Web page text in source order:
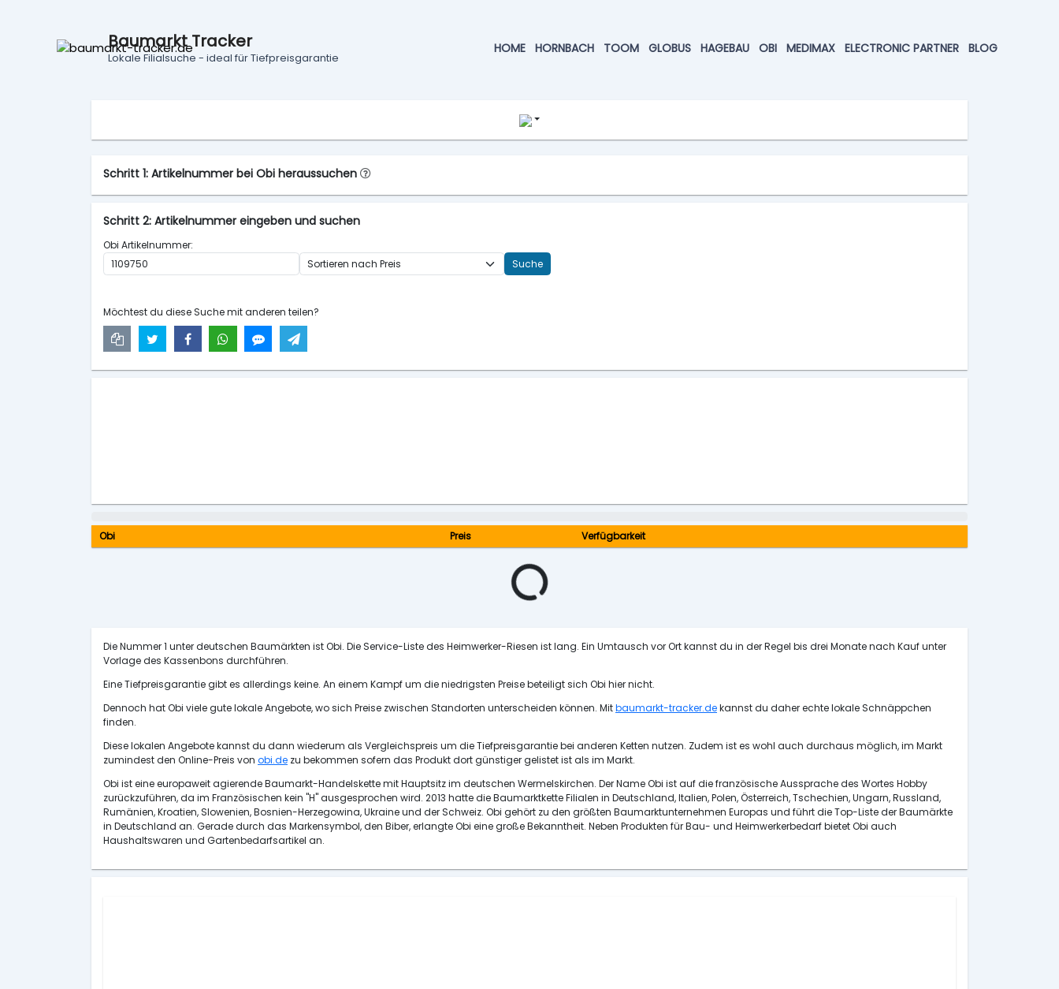
Baumarkt Tracker
Lokale Filialsuche - ideal für Tiefpreisgarantie
HOME HORNBACH TOOM GLOBUS HAGEBAU OBI MEDIMAX ELECTRONIC PARTNER BLOG
Schritt 1: Artikelnummer bei Obi heraussuchen
Schritt 2: Artikelnummer eingeben und suchen
Obi Artikelnummer:
Suche
Möchtest du diese Suche mit anderen teilen?
Obi Preis Verfügbarkeit
Die Nummer 1 unter deutschen Baumärkten ist Obi. Die Service-Liste des Heimwerker-Riesen ist lang. Ein Umtausch vor Ort kannst du in der Regel bis drei Monate nach Kauf unter
Vorlage des Kassenbons durchführen.
Eine Tiefpreisgarantie gibt es allerdings keine. An einem Kampf um die niedrigsten Preise beteiligt sich Obi hier nicht.
Dennoch hat Obi viele gute lokale Angebote, wo sich Preise zwischen Standorten unterscheiden können. Mitbaumarkt-tracker.dekannst du daher echte lokale Schnäppchen
finden.
Diese lokalen Angebote kannst du dann wiederum als Vergleichspreis um die Tiefpreisgarantie bei anderen Ketten nutzen. Zudem ist es wohl auch durchaus möglich, im Markt
zumindest den Online-Preis von obi.de zu bekommen sofern das Produkt dort günstiger gelistet ist als im Markt.
Obi ist eine europaweit agierende Baumarkt-Handelskette mit Hauptsitz im deutschen Wermelskirchen. Der Name Obi ist auf die französische Aussprache des Wortes Hobby
zurückzuführen, da im Französischen kein "H" ausgesprochen wird. 2013 hatte die Baumarktkette Filialen in Deutschland, Italien, Polen, Österreich, Tschechien, Ungarn, Russland,
Rumänien, Kroatien, Slowenien, Bosnien-Herzegowina, Ukraine und der Schweiz. Obi gehört zu den größten Baumarktunternehmen Europas und führt die Top-Liste der Baumärkte
in Deutschland an. Gerade durch das Markensymbol, den Biber, erlangte Obi eine große Bekanntheit. Neben Produkten für Bau- und Heimwerkerbedarf bietet Obi auch
Haushaltswaren und Gartenbedarfsartikel an.